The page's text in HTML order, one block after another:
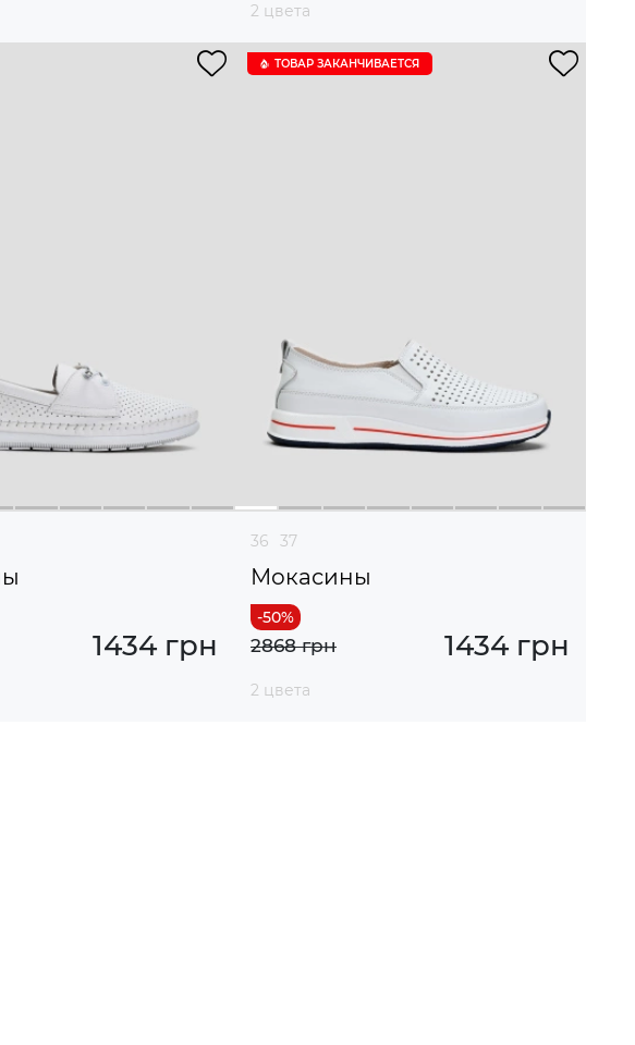
2 цвета
1434 грн
ТОВАР ЗАКАНЧИВАЕТСЯ
36 37
Мокасины
1434 грн
2868 грн
2 цвета